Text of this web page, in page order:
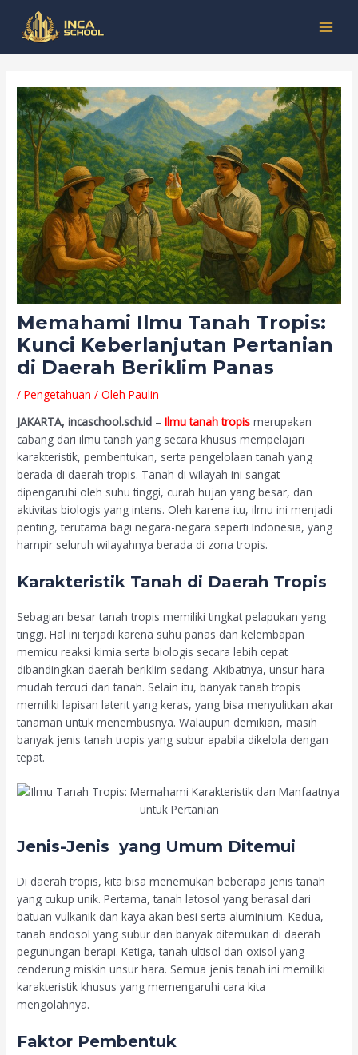
konten
Memahami Ilmu Tanah Tropis:
Kunci Keberlanjutan Pertanian
di Daerah Beriklim Panas
/Pengetahuan / OlehPaulin
JAKARTA, incaschool.sch.id –Ilmu tanah tropis merupakan
cabang dari ilmu tanah yang secara khusus mempelajari
karakteristik, pembentukan, serta pengelolaan tanah yang
berada di daerah tropis. Tanah di wilayah ini sangat
dipengaruhi oleh suhu tinggi, curah hujan yang besar, dan
aktivitas biologis yang intens. Oleh karena itu, ilmu ini menjadi
penting, terutama bagi negara-negara seperti Indonesia, yang
hampir seluruh wilayahnya berada di zona tropis.
Karakteristik Tanah di Daerah Tropis
Sebagian besar tanah tropis memiliki tingkat pelapukan yang
tinggi. Hal ini terjadi karena suhu panas dan kelembapan
memicu reaksi kimia serta biologis secara lebih cepat
dibandingkan daerah beriklim sedang. Akibatnya, unsur hara
mudah tercuci dari tanah. Selain itu, banyak tanah tropis
memiliki lapisan laterit yang keras, yang bisa menyulitkan akar
tanaman untuk menembusnya. Walaupun demikian, masih
banyak jenis tanah tropis yang subur apabila dikelola dengan
tepat.
Jenis-Jenis yang Umum Ditemui
Di daerah tropis, kita bisa menemukan beberapa jenis tanah
yang cukup unik. Pertama, tanah latosol yang berasal dari
batuan vulkanik dan kaya akan besi serta aluminium. Kedua,
tanah andosol yang subur dan banyak ditemukan di daerah
pegunungan berapi. Ketiga, tanah ultisol dan oxisol yang
cenderung miskin unsur hara. Semua jenis tanah ini memiliki
karakteristik khusus yang memengaruhi cara kita
mengolahnya.
Faktor Pembentuk
navigation
Kategori